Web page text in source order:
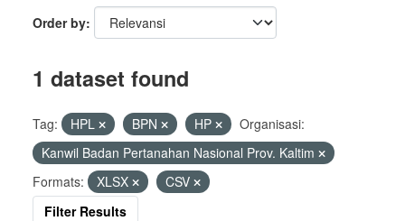
Order by
1 dataset found
Tag: HPL BPN HP
Organisasi:
Kanwil Badan Pertanahan Nasional Prov. Kaltim
Formats:
XLSX
CSV
Filter Results